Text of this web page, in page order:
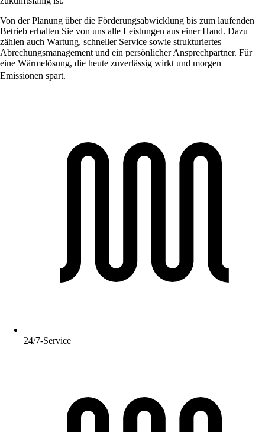
Von der Planung über die Förderungsabwicklung bis zum laufenden
Betrieb erhalten Sie von uns alle Leistungen aus einer Hand. Dazu
zählen auch Wartung, schneller Service sowie strukturiertes
Abrechungsmanagement und ein persönlicher Ansprechpartner. Für
eine Wärmelösung, die heute zuverlässig wirkt und morgen
Emissionen spart.
24/7-Service